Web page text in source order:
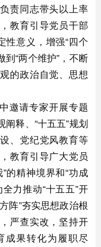
责同志带头以上率
教育引导党员干部
性意义，增强“四个
到“两个维护”，不断
的政治自觉、思想
邀请专家开展专题
释、“十五五”规划
、党纪党风教育等
教育引导广大党员
的精神境界和“功成
力推动“十五五”开
阵”夯实思想政治根
严查实改，坚持开
成果转化为履职尽